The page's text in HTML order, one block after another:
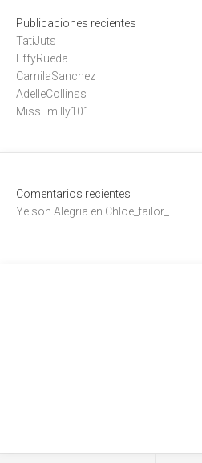
Publicaciones recientes
TatiJuts
EffyRueda
CamilaSanchez
AdelleCollinss
MissEmilly101
Comentarios recientes
Yeison Alegria en Chloe_tailor_